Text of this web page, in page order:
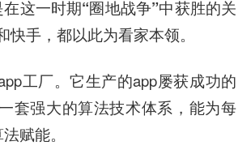
这一时期“圈地战争”中获胜的关
快手，都以此为看家本领。
工厂。它生产的app屡获成功的
套强大的算法技术体系，能为每
赋能。